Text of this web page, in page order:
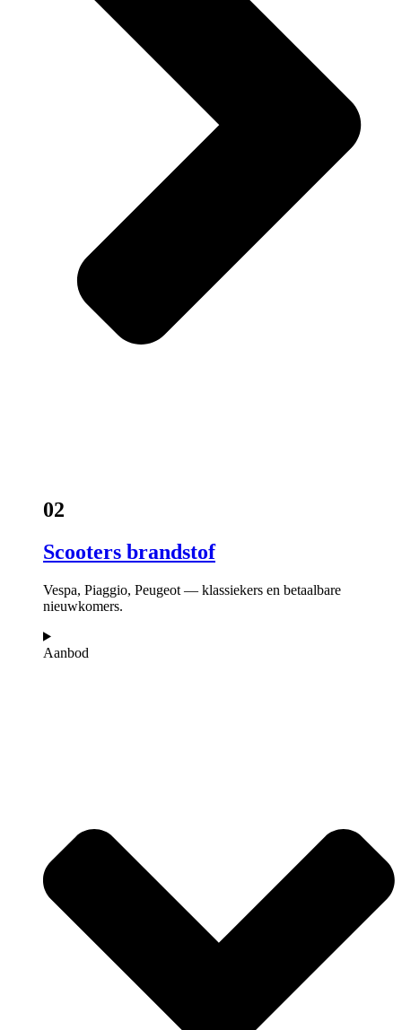
02
Scooters brandstof
Vespa, Piaggio, Peugeot — klassiekers en betaalbare
nieuwkomers.
Aanbod